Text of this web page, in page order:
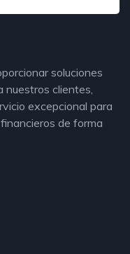
soluciones
nuestros clientes,
excepcional para
de forma